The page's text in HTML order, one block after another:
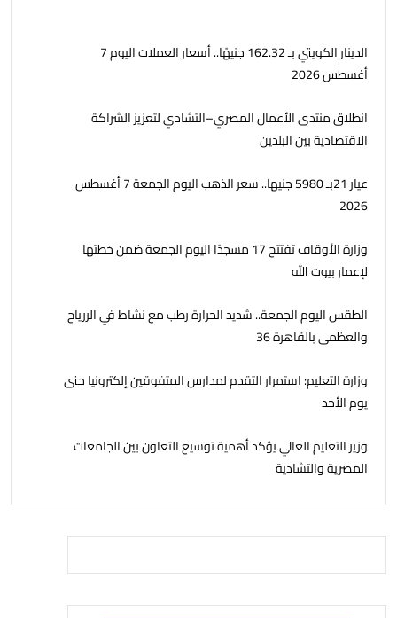
الدينار الكويتي بـ 162.32 جنيهًا.. أسعار العملات اليوم 7
أغسطس 2026
انطلاق منتدى الأعمال المصري–التشادي لتعزيز الشراكة
الاقتصادية بين البلدين
عيار 21بـ 5980 جنيها.. سعر الذهب اليوم الجمعة 7 أغسطس
2026
وزارة الأوقاف تفتتح 17 مسجدًا اليوم الجمعة ضمن خطتها
لإعمار بيوت الله
الطقس اليوم الجمعة.. شديد الحرارة رطب مع نشاط في الررياح
والعظمى بالقاهرة 36
وزارة التعليم: استمرار التقدم لمدارس المتفوقين إلكترونيا حتى
يوم الأحد
وزير التعليم العالي يؤكد أهمية توسيع التعاون بين الجامعات
المصرية والتشادية